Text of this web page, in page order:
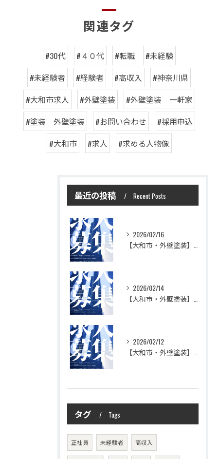
関連タグ
#30代 #４０代 #転職
#未経験
#未経験者
#経験者 #高収入
#神奈川県
#大和市求人
#外壁塗装
#外壁塗装 一軒家
#塗装 外壁塗装
#お問い合わせ
#採用申込
#大和市
#求人 #求める人物像
最近の投稿 Recent Posts
2026/02/16
【大和市・外壁塗装】株式会社シモダで一緒に働いてみませんか？職人さん募集中
2026/02/14
【大和市・外壁塗装】株式会社シモダの想い
2026/02/12
【大和市・外壁塗装】株式会社シモダ 一緒に働いてくれる職人さん大募集
タグ Tags
正社員 未経験者 高収入